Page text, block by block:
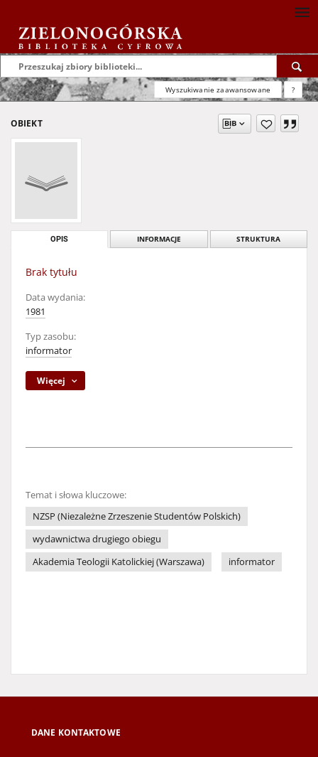
Wyszukiwanie zaawansowane ?
OBIEKT
OPIS INFORMACJE STRUKTURA
Brak tytułu
Data wydania:
1981
Typ zasobu:
informator
Więcej
Temat i słowa kluczowe:
NZSP (Niezależne Zrzeszenie Studentów Polskich)
wydawnictwa drugiego obiegu
Akademia Teologii Katolickiej (Warszawa)
informator
DANE KONTAKTOWE